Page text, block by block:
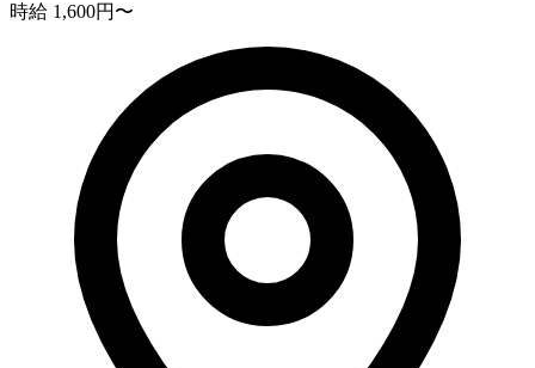
時給 1,600円〜